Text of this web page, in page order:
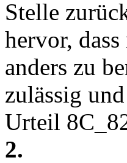
Stelle
hervor,
anders zu
zulässig
Urteil
2.